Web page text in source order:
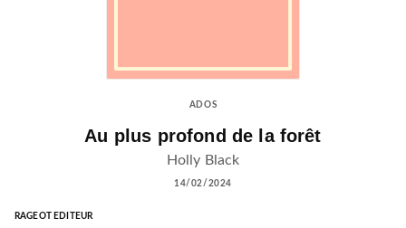
ADOS
Au plus profond de la forêt
Holly Black
14/02/2024
RAGEOT EDITEUR